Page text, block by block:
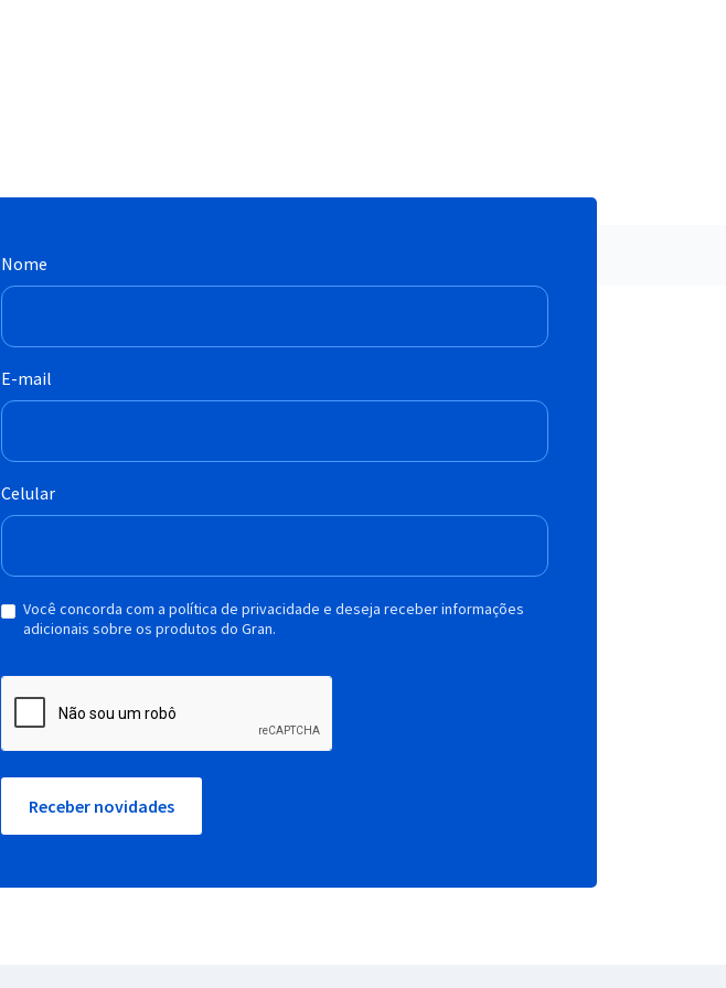
Nome
E-mail
Celular
Você concorda com a política de privacidade e deseja receber informações
adicionais sobre os produtos do Gran.
Receber novidades